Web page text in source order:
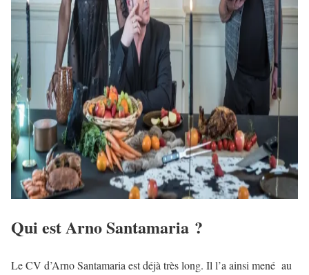
Qui est Arno Santamaria ?
Le CV d’Arno Santamaria est déjà très long. Il l’a ainsi mené au